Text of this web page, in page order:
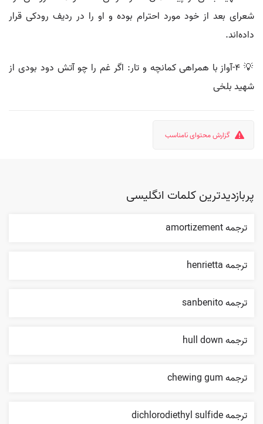
شعرای بعد از خود مورد احترام بوده و او را در ردیف رودکی قرار
داده‌اند.
💡 ۴-آواز با همراهی کمانچه و تار: اگر غم را چو آتش دود بودی از
شهید بلخی
گزارش محتوای نامناسب
پربازدیدترین کلمات انگلیسی
ترجمه amortizement
ترجمه henrietta
ترجمه sanbenito
ترجمه hull down
ترجمه chewing gum
ترجمه dichlorodiethyl sulfide